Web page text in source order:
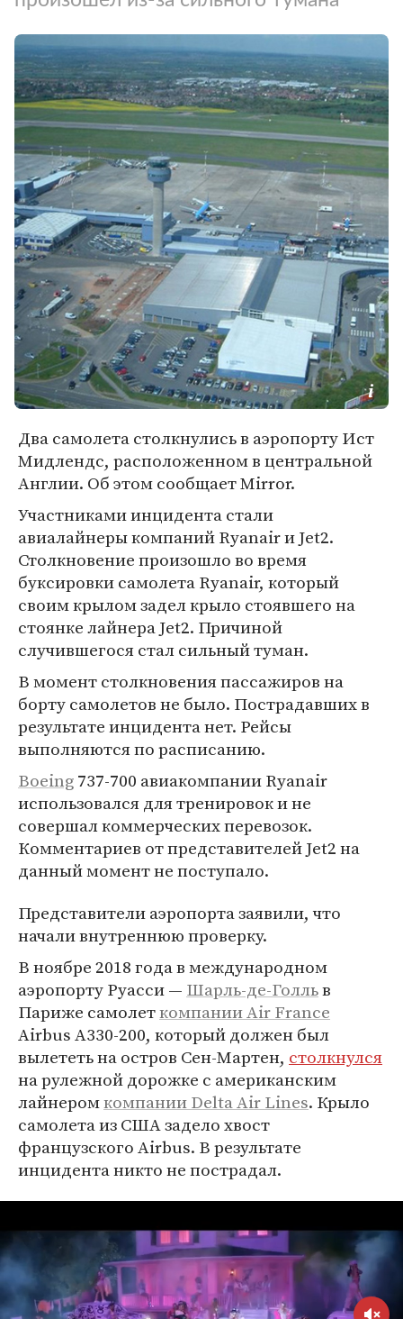
Два самолета столкнулись в аэропорту Ист
Мидлендс, расположенном в центральной
Англии. Об этом сообщает Mirror.
Участниками инцидента стали
авиалайнеры компаний Ryanair и Jet2.
Столкновение произошло во время
буксировки самолета Ryanair, который
своим крылом задел крыло стоявшего на
стоянке лайнера Jet2. Причиной
случившегося стал сильный туман.
В момент столкновения пассажиров на
борту самолетов не было. Пострадавших в
результате инцидента нет. Рейсы
выполняются по расписанию.
Boeing737-700 авиакомпании Ryanair
использовался для тренировок и не
совершал коммерческих перевозок.
Комментариев от представителей Jet2 на
данный момент не поступало.
Представители аэропорта заявили, что
начали внутреннюю проверку.
В ноябре 2018 года в международном
аэропорту Руасси — Шарль-де-Голльв
Париже самолеткомпании Air France
Airbus A330-200, который должен был
вылететь на остров Сен-Мартен, столкнулся
на рулежной дорожке с американским
лайнеромкомпании Delta Air Lines. Крыло
самолета из США задело хвост
французского Airbus. В результате
инцидента никто не пострадал.